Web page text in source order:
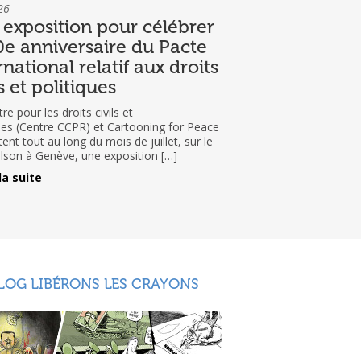
pour célébrer
anniversaire du Pacte
relatif aux droits
et politiques
pour les droits civils et
(Centre CCPR) et Cartooning for Peace
tout au long du mois de juillet, sur le
à Genève, une exposition […]
suite
LIBÉRONS LES CRAYONS